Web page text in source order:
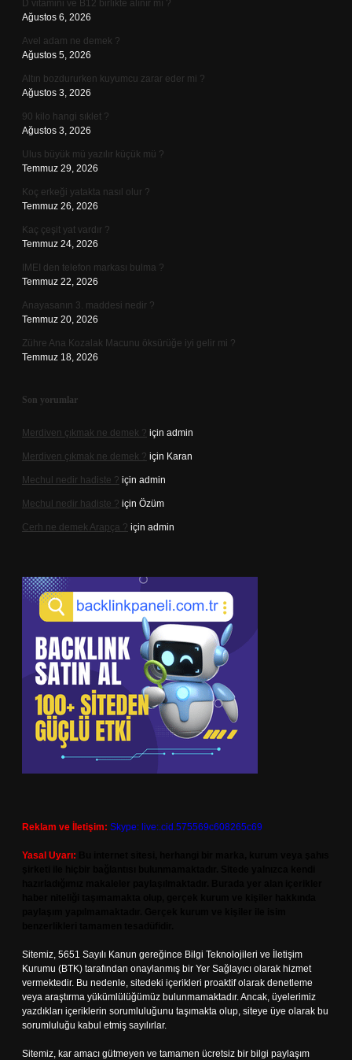
D vitamini ve B12 birlikte alınır mı ?
Ağustos 6, 2026
Avel adam ne demek ?
Ağustos 5, 2026
Altın bozdururken kuyumcu zarar eder mi ?
Ağustos 3, 2026
90 kilo hangi sıklet ?
Ağustos 3, 2026
Ulus büyük mü yazılır küçük mü ?
Temmuz 29, 2026
Koç erkeği yatakta nasıl olur ?
Temmuz 26, 2026
Kaç çeşit yat vardır ?
Temmuz 24, 2026
IMEI den telefon markası bulma ?
Temmuz 22, 2026
Anayasanın 3. maddesi nedir ?
Temmuz 20, 2026
Zühre Ana Kozalak Macunu öksürüğe iyi gelir mi ?
Temmuz 18, 2026
Son yorumlar
Merdiven çıkmak ne demek ? için admin
Merdiven çıkmak ne demek ? için Karan
Mechul nedir hadiste ? için admin
Mechul nedir hadiste ? için Özüm
Cerh ne demek Arapça ? için admin
Reklam ve İletişim: Skype: live:.cid.575569c608265c69
Yasal Uyarı:
Sitemiz, 5651 Sayılı Kanun gereğince Bilgi Teknolojileri ve İletişim
Kurumu (BTK) tarafından onaylanmış bir Yer Sağlayıcı olarak hizmet
vermektedir. Bu nedenle, sitedeki içerikleri proaktif olarak denetleme
veya araştırma yükümlülüğümüz bulunmamaktadır. Ancak, üyelerimiz
yazdıkları içeriklerin sorumluluğunu taşımakta olup, siteye üye olarak bu
sorumluluğu kabul etmiş sayılırlar.
Sitemiz, kar amacı gütmeyen ve tamamen ücretsiz bir bilgi paylaşım